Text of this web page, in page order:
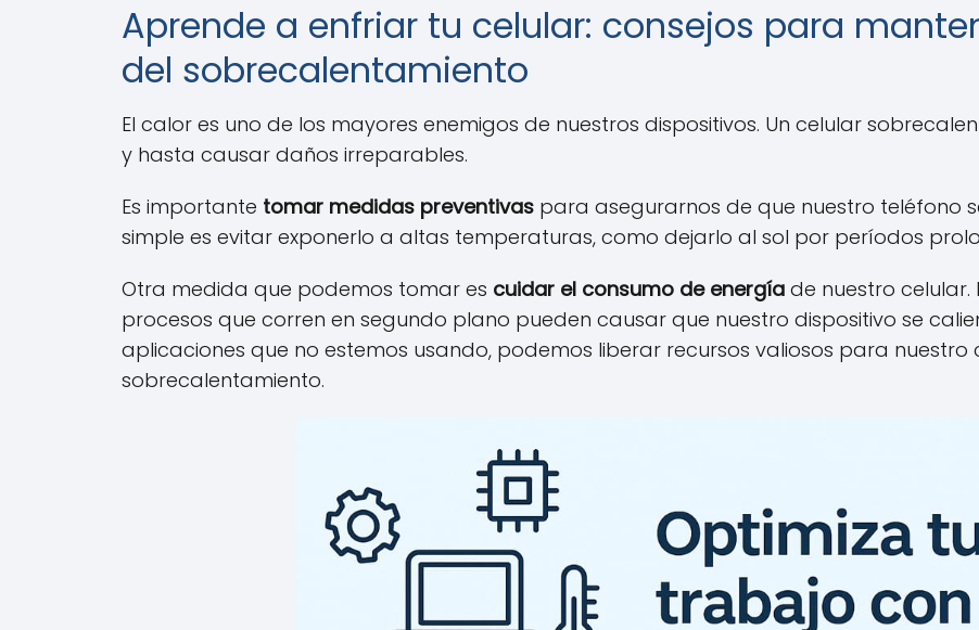
Aprende a enfriar tu celular: consejos para
del sobrecalentamiento
El calor es uno de los mayores enemigos de nuestros dispositivos. Un celular
y hasta causar daños irreparables.
Es importante tomar medidas preventivas para asegurarnos de que nuestro teléfono
simple es evitar exponerlo a altas temperaturas, como dejarlo al sol por períodos
Otra medida que podemos tomar es cuidar el consumo de energía de nuestro celular.
procesos que corren en segundo plano pueden causar que nuestro dispositivo se
aplicaciones que no estemos usando, podemos liberar recursos valiosos para nuestro
sobrecalentamiento.